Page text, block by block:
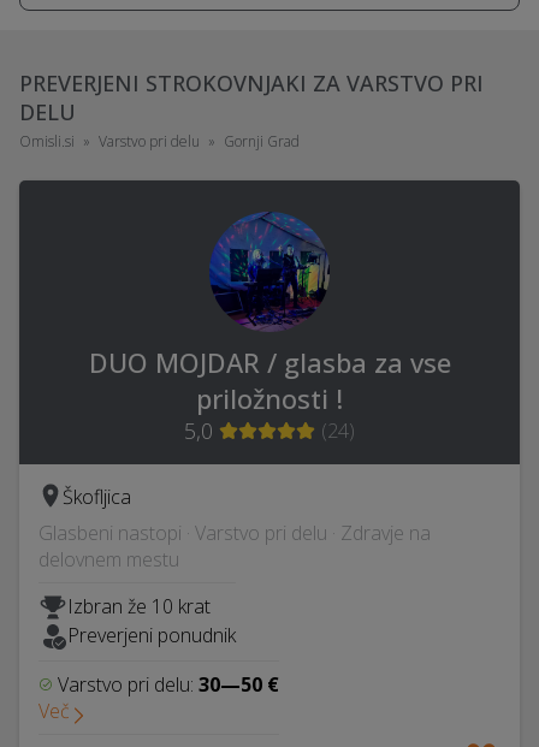
PREVERJENI STROKOVNJAKI ZA VARSTVO PRI
DELU
Omisli.si Varstvo pri delu Gornji Grad
DUO MOJDAR / glasba za vse
priložnosti !
5,0 (24)
Škofljica
Glasbeni nastopi · Varstvo pri delu · Zdravje na
delovnem mestu
Izbran že 10 krat
Preverjeni ponudnik
Varstvo pri delu: 30—50 €
Več